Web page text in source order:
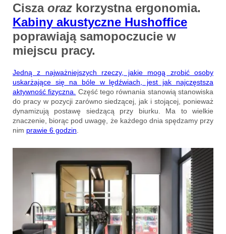
Cisza oraz korzystna ergonomia.
Kabiny akustyczne Hushoffice
poprawiają samopoczucie w
miejscu pracy.
Jedną z najważniejszych rzeczy, jakie mogą zrobić osoby
uskarżające się na bóle w lędźwiach, jest jak najczęstsza
aktywność fizyczna.
Część tego równania stanowią stanowiska
do pracy w pozycji zarówno siedzącej, jak i stojącej, ponieważ
dynamizują postawę siedzącą przy biurku. Ma to wielkie
znaczenie, biorąc pod uwagę, że każdego dnia spędzamy przy
nim prawie 6 godzin